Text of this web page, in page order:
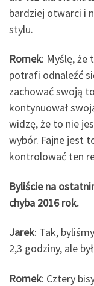
bardziej otwarci i
stylu.
Romek: Myślę, że
potrafi odnaleźć
zachować swoją
kontynuował
widzę, że to nie
wybór. Fajne jest
kontrolować ten
Byliście na
chyba 2016 rok.
Jarek: Tak,
2,3 godziny, ale
Romek: Cztery